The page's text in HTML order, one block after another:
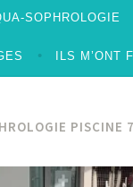
SOPHROLOGIE
ILS M’ONT
PISCINE